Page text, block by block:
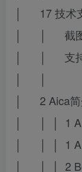
│ 17 技术
│ │ 截图
│ │ 支持
│ │
│ 2 Aica简
│ │ │ 1
│ │ │ 1
│ │ │ 2